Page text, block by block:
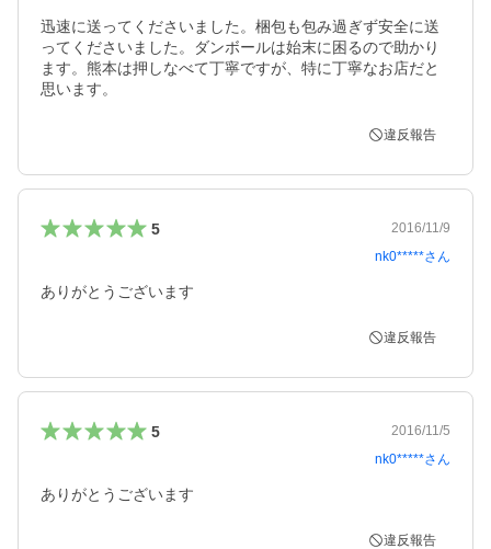
迅速に送ってくださいました。梱包も包み過ぎず安全に送
ってくださいました。ダンボールは始末に困るので助かり
ます。熊本は押しなべて丁寧ですが、特に丁寧なお店だと
思います。
違反報告
5
2016/11/9
nk0*****さん
ありがとうございます
違反報告
5
2016/11/5
nk0*****さん
ありがとうございます
違反報告